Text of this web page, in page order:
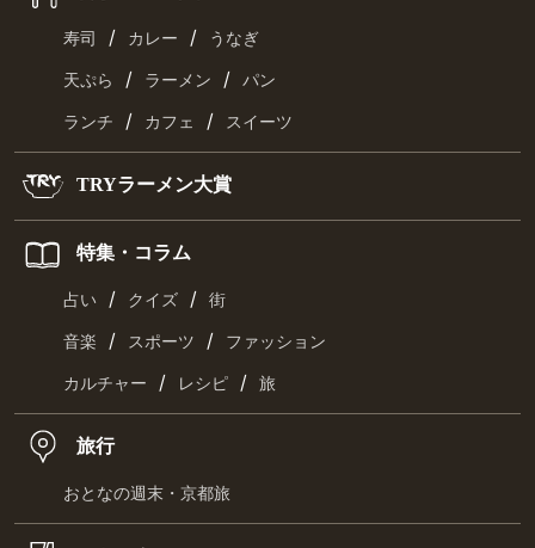
寿司 / カレー / うなぎ
天ぷら / ラーメン / パン
ランチ / カフェ / スイーツ
TRYラーメン大賞
特集・コラム
占い / クイズ / 街
音楽 / スポーツ / ファッション
カルチャー / レシピ / 旅
旅行
おとなの週末・京都旅